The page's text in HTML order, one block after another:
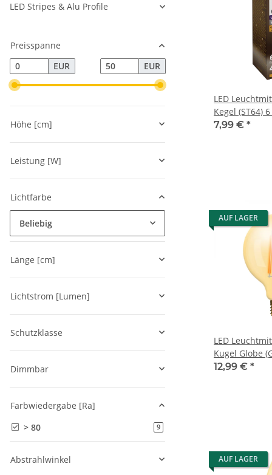
LED
Kegel (ST64)
(2200 K)
7,99 € *
AUF LAGER
LED
Kugel Globe
12,99 € *
AUF LAGER
LED Stripes & Alu Profile
Preisspanne
EUR
EUR
Höhe [cm]
Leistung [W]
Lichtfarbe
Beliebig
Länge [cm]
Lichtstrom [Lumen]
Schutzklasse
Dimmbar
Farbwiedergabe [Ra]
> 80
9Artikel gefunden
Abstrahlwinkel